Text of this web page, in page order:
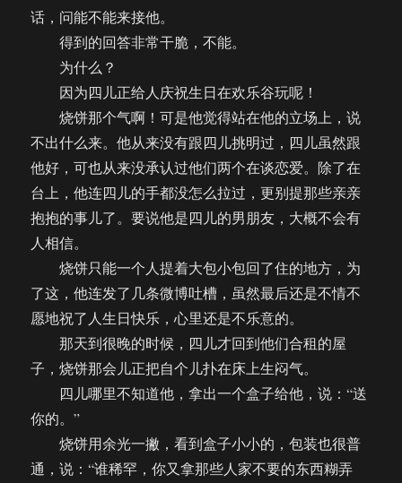
话，问能不能来接他。
得到的回答非常干脆，不能。
为什么？
因为四儿正给人庆祝生日在欢乐谷玩呢！
烧饼那个气啊！可是他觉得站在他的立场上，说
不出什么来。他从来没有跟四儿挑明过，四儿虽然跟
他好，可也从来没承认过他们两个在谈恋爱。除了在
台上，他连四儿的手都没怎么拉过，更别提那些亲亲
抱抱的事儿了。要说他是四儿的男朋友，大概不会有
人相信。
烧饼只能一个人提着大包小包回了住的地方，为
了这，他连发了几条微博吐槽，虽然最后还是不情不
愿地祝了人生日快乐，心里还是不乐意的。
那天到很晚的时候，四儿才回到他们合租的屋
子，烧饼那会儿正把自个儿扑在床上生闷气。
四儿哪里不知道他，拿出一个盒子给他，说：“送
你的。”
烧饼用余光一撇，看到盒子小小的，包装也很普
通，说：“谁稀罕，你又拿那些人家不要的东西糊弄